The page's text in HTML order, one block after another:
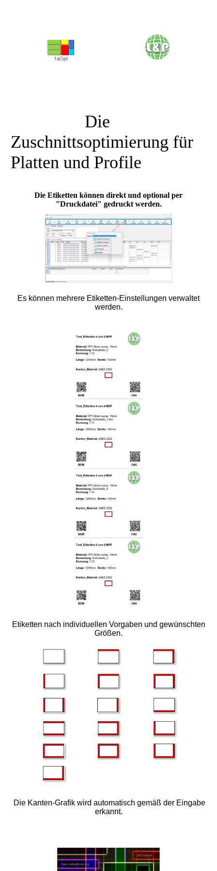
Die
Zuschnittsoptimierung für
Platten und Profile
Die Etiketten können direkt und optional per
"Druckdatei" gedruckt werden.
Es können mehrere Etiketten-Einstellungen verwaltet
werden.
Etiketten nach individuellen Vorgaben und gewünschten
Größen.
Die Kanten-Grafik wird automatisch gemäß der Eingabe
erkannt.